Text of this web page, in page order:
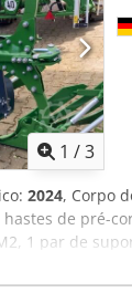
1 /3
2024, Corpo
hastes de pré-
1 par de
de